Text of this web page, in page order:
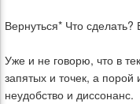
Вернуться* Что сделать?
Уже и не говорю, что в
запятых и точек, а порой
неудобство и диссонанс.